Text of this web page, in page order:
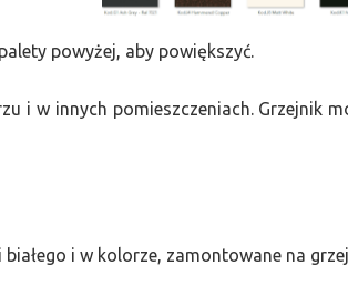
powyżej, aby powiększyć.
i w innych pomieszczeniach. Grzejnik
i w kolorze, zamontowane na